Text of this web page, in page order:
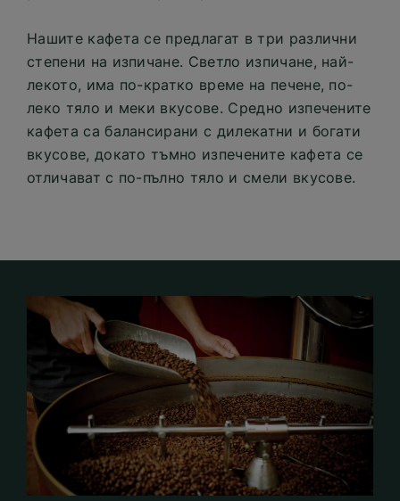
Нашите кафета се предлагат в три различни
степени на изпичане. Светло изпичане, най-
лекото, има по-кратко време на печене, по-
леко тяло и меки вкусове. Средно изпечените
кафета са балансирани с дилекатни и богати
вкусове, докато тъмно изпечените кафета се
отличават с по-пълно тяло и смели вкусове.